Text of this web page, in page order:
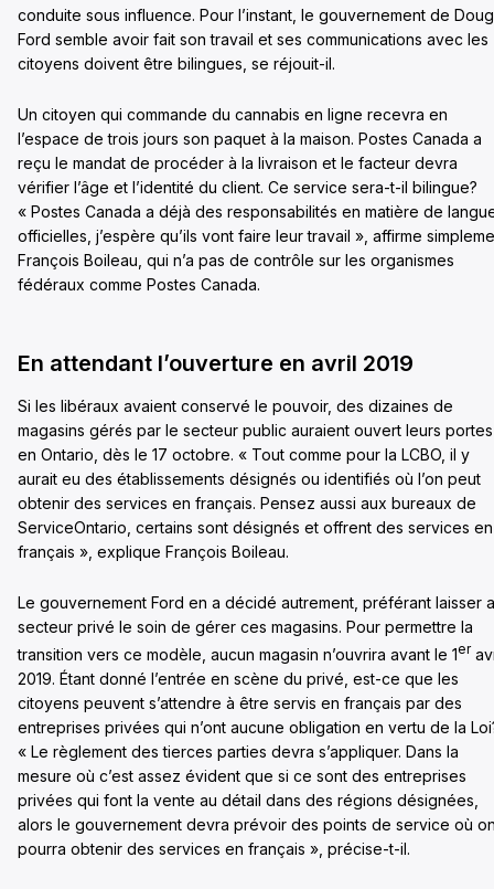
conduite sous influence. Pour l’instant, le gouvernement de Doug
Ford semble avoir fait son travail et ses communications avec les
citoyens doivent être bilingues, se réjouit-il.
Un citoyen qui commande du cannabis en ligne recevra en
l’espace de trois jours son paquet à la maison. Postes Canada a
reçu le mandat de procéder à la livraison et le facteur devra
vérifier l’âge et l’identité du client. Ce service sera-t-il bilingue?
« Postes Canada a déjà des responsabilités en matière de
officielles, j’espère qu’ils vont faire leur travail », affirme
François Boileau, qui n’a pas de contrôle sur les organismes
fédéraux comme Postes Canada.
En attendant l’ouverture en avril 2019
Si les libéraux avaient conservé le pouvoir, des dizaines de
magasins gérés par le secteur public auraient ouvert leurs portes
en Ontario, dès le 17 octobre. « Tout comme pour la LCBO, il y
aurait eu des établissements désignés ou identifiés où l’on peut
obtenir des services en français. Pensez aussi aux bureaux de
ServiceOntario, certains sont désignés et offrent des services en
français », explique François Boileau.
Le gouvernement Ford en a décidé autrement, préférant laisser
secteur privé le soin de gérer ces magasins. Pour permettre la
transition vers ce modèle, aucun magasin n’ouvrira avant le 1er
2019. Étant donné l’entrée en scène du privé, est-ce que les
citoyens peuvent s’attendre à être servis en français par des
entreprises privées qui n’ont aucune obligation en vertu de la
« Le règlement des tierces parties devra s’appliquer. Dans la
mesure où c’est assez évident que si ce sont des entreprises
privées qui font la vente au détail dans des régions désignées,
alors le gouvernement devra prévoir des points de service où
pourra obtenir des services en français », précise-t-il.